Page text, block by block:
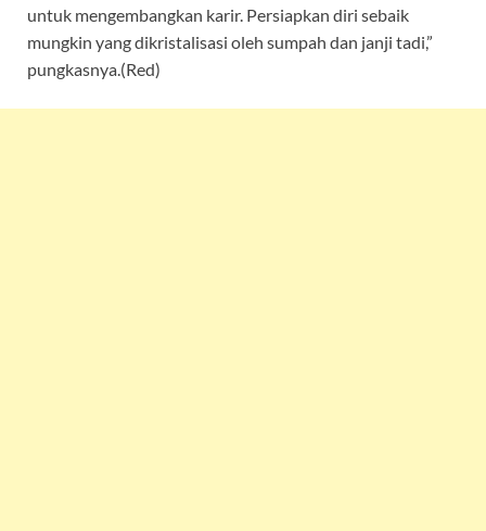
untuk mengembangkan karir. Persiapkan diri sebaik
mungkin yang dikristalisasi oleh sumpah dan janji tadi,”
pungkasnya.(Red)